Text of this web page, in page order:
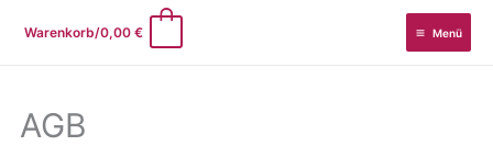
InhaltWarenkorb/0,00 € Menü
AGB